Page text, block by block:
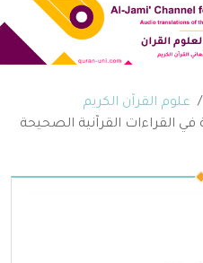
علوم القرآن الكريم
في القراءات القرآنية الصحيحة